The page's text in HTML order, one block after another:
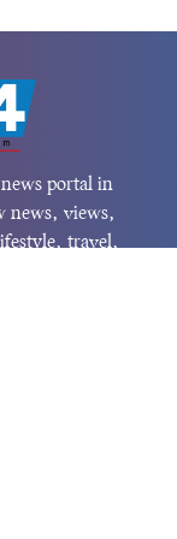
portal in
news, views,
travel,